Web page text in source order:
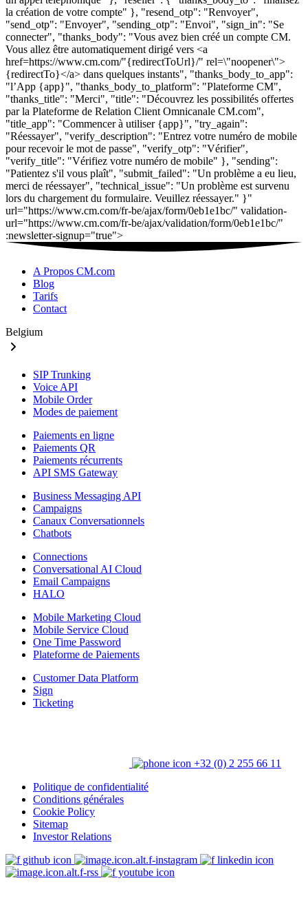
A Propos CM.com
Blog
Tarifs
Contact
Belgium
SIP Trunking
Voice API
Mobile Order
Modes de paiement
Paiements en ligne
Paiements QR
Paiements récurrents
API SMS Gateway
Business Messaging API
Campaigns
Canaux Conversationnels
Chatbots
Connections
Conversational AI Cloud
Email Campaigns
HALO
Mobile Marketing Cloud
Mobile Service Cloud
One Time Password
Plateforme de Paiements
Customer Data Platform
Sign
Ticketing
+32 (0) 2 255 66 11
Politique de confidentialité
Conditions générales
Cookie Policy
Sitemap
Investor Relations